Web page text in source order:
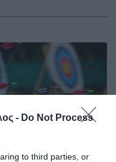
- Do Not Process
to third parties, or